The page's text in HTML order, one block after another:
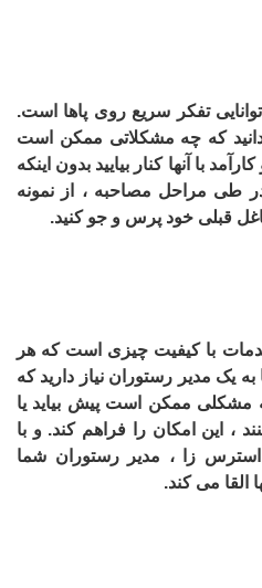
تفکر سریع روی پاها است.
که چه مشکلاتی ممکن است
با آنها کنار بیایید بدون اینکه
طی مراحل مصاحبه ، از نمونه
قبلی خود پرس و جو کنید.
با کیفیت چیزی است که هر
یک مدیر رستوران نیاز دارید که
مشکلی ممکن است پیش بیاید یا
، این امکان را فراهم کند. و با
زا ، مدیر رستوران شما
القا می کند.